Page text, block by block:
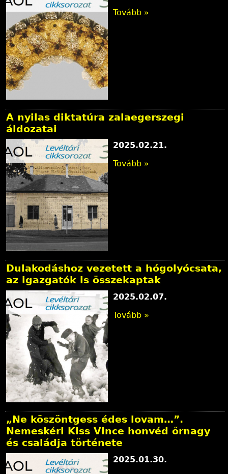
Tovább »
A nyilas diktatúra zalaegerszegi
áldozatai
2025.02.21.
Tovább »
Dulakodáshoz vezetett a hógolyócsata,
az igazgatók is összekaptak
2025.02.07.
Tovább »
„Ne köszöntgess édes lovam…”.
Nemeskéri Kiss Vince honvéd őrnagy
és családja története
2025.01.30.